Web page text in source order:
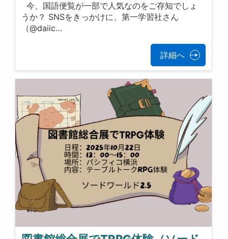
今、国語便覧が一部で人気なのをご存知でしょ
うか？ SNSをきっかけに、第一学習社さん
（@daiic…
詳細へ